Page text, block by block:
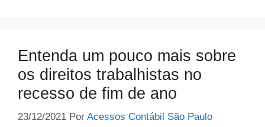
Entenda um pouco mais sobre
os direitos trabalhistas no
recesso de fim de ano
23/12/2021 Por Acessos Contábil São Paulo